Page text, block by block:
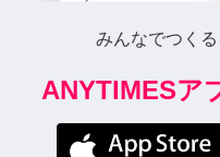
みんなでつくる
ANYTIMESア